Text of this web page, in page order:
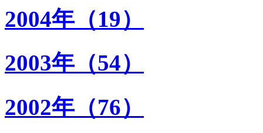
2004年（19）
2003年（54）
2002年（76）